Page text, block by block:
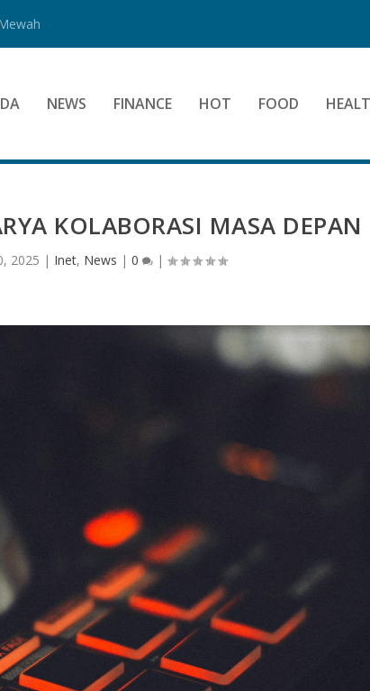
NEWS FINANCE HOT FOOD
KOLABORASI MASA DEPAN
2025 | Inet, News | 0 |